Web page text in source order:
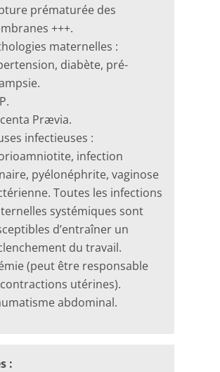
prématurée des
+++.
maternelles :
diabète, pré-
Prævia.
infectieuses :
infection
pyélonéphrite, vaginose
Toutes les infections
systémiques sont
d’entraîner un
du travail.
(peut être responsable
utérines).
abdominal.
: